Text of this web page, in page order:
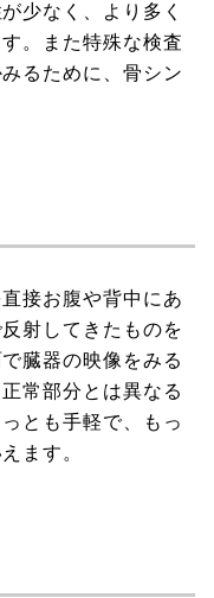
少なく、より多く
。また特殊な検査
るために、骨シン
接お腹や背中にあ
射してきたものを
臓器の映像をみる
常部分とは異なる
とも手軽で、もっ
ます。